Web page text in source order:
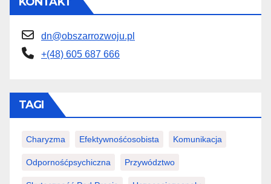
dn@obszarrozwoju.pl
+(48) 605 687 666
TAGI
Charyzma Efektywnośćosobista Komunikacja
Odpornośćpsychiczna Przywództwo